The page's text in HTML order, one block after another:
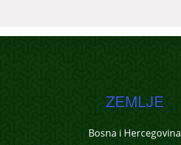
ZEMLJE
Bosna i Hercegovina